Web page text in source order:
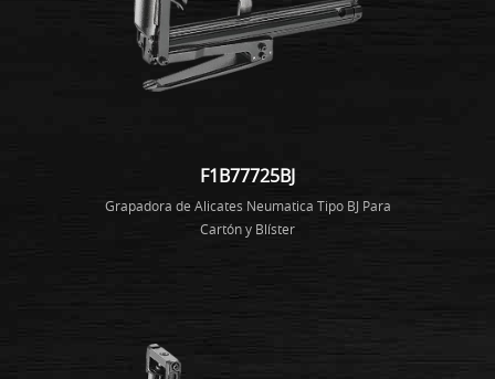
F1B77725BJ
Grapadora de Alicates Neumatica Tipo BJ Para
Cartón y Blíster